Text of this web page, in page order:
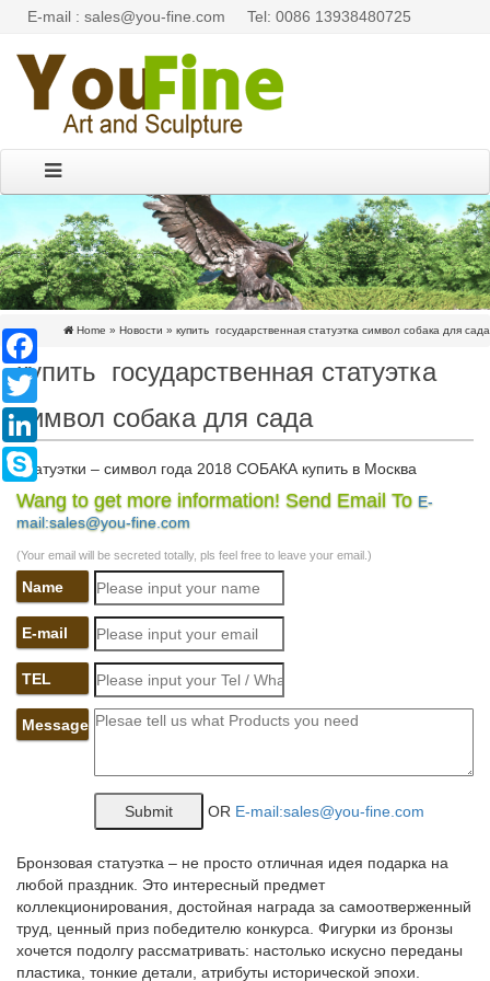
E-mail : sales@you-fine.com Tel: 0086 13938480725
Home » Новости » купить государственная статуэтка символ собака для сада
купить государственная статуэтка
символ собака для сада
Статуэтки – символ года 2018 СОБАКА купить в Москва
КУПИТЬ. Код товара: AE-107948. *Статуэтка фарфоровая
СОБАКА серия Цветок. 1 300. КУПИТЬ. Код товара: AE-
107938.*Фигура декоративная садовая Йоркширский терьер со
щенками. 1 400.
Статуэтки – символ 2018 года – Собака – покупайте в Москве
по…
Приобрести товары из раздела Статуэтки – символ 2018 года
– Собака, по низкой | оптовой цене можно в нашем интернет –
магазине Фабрика Желаний.Фартуки. Фартук c косынкой
"розовый сад", хлопок 100%-850-833-71.
Символ года собака купить
Статуэтка "Денежный барбос". Декоративная статуэтка собаки
с денежными символами, полистоун, высота 9,5 см, 4
варианта.Советская атрибутика. Аксессуары для сада и дачи.
Пасхальные товары.
Фигурки с символом 2018 года собаки – купить…
Фигурка-символ года – хороший подарок любителям
Wang to get more information! Send Email To E-
mail:sales@you-fine.com
(Your email will be secreted totally, pls feel free to leave your email.)
Name
E-mail
TEL
Message
OR E-mail:sales@you-fine.com
Бронзовая статуэтка – не просто отличная идея подарка на
любой праздник. Это интересный предмет
коллекционирования, достойная награда за самоотверженный
труд, ценный приз победителю конкурса. Фигурки из бронзы
хочется подолгу рассматривать: настолько искусно переданы
пластика, тонкие детали, атрибуты исторической эпохи.
Facebook
Twitter
LinkedIn